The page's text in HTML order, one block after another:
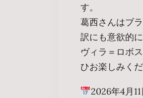
す。
葛西さんはブ
訳にも意欲的
ヴィラ＝ロボ
ひお楽しみくだ
2026年4月11